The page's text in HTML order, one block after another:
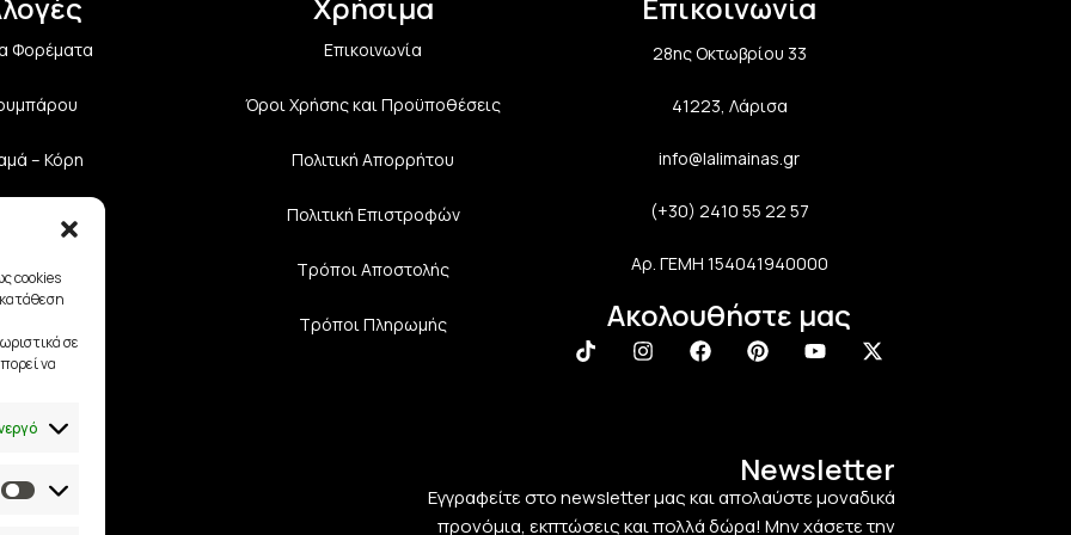
cookies
σε
να
Φορέματα
– Κόρη
Επικοινωνία
Όροι Χρήσης και Προϋποθέσεις
Πολιτική Aπορρήτου
Πολιτική Επιστροφών
Τρόποι Αποστολής
Τρόποι Πληρωμής
28ης Οκτωβρίου 33
41223, Λάρισα
info@lalimainas.gr
(+30) 2410 55 22 57
Αρ. ΓΕΜΗ 154041940000
Ακολουθήστε μας
Newsletter
Εγγραφείτε στο newsletter μας και απολαύστε μοναδικά
προνόμια, εκπτώσεις και πολλά δώρα! Μην χάσετε την